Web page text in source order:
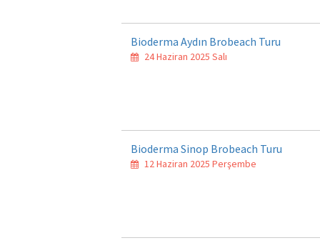
Bioderma Aydın Brobeach Turu
24 Haziran 2025 Salı
Bioderma Sinop Brobeach Turu
12 Haziran 2025 Perşembe